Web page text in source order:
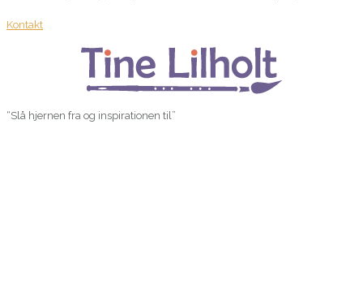
Kontakt
“Slå hjernen fra og inspirationen til”